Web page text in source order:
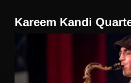
Kareem Kandi